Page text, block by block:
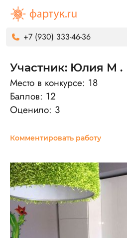
+7 (930) 333-46-36
Участник: Юлия М .
Место в конкурсе: 18
Баллов: 12
Оценило: 3
Комментировать работу